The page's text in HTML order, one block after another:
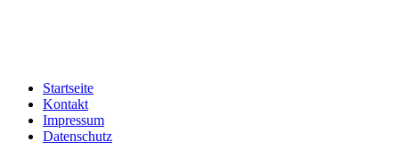
Startseite
Kontakt
Impressum
Datenschutz